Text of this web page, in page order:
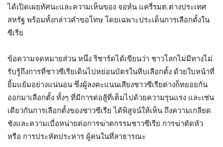
ได้เปิดเผยทัศนะและความเห็นของ จอห์น แครี่รมต.ต่างประเทศ
สหรัฐ พร้อมทั้งกล่าวคำขอโทษ โดยเฉพาะประเด็นการเลือกตั้งใน
ซีเรีย
ข้อความจดหมายส่วน หนึ่ง ริชาร์ดได้เขียนว่า ชาวโลกไม่มีทางไม่
รับรู้ถึงการที่ชาวซีเรียเดินไปหย่อนบัตรในหีบเลือกตั้ง ด้วยใบหน้าที่
ยิ้มแย้มอย่างแน่นอน ซึ่งผู้ลงคะแนนเสียงชาวซีเรียต่างก็ทยอยกัน
ออกมาเลือกตั้ง ทั้งๆ ที่มีการต่อสู้ที่เต็มไปด้วยความรุนแรง และเช่น
เดียวกันการเลือกตั้งของชาวซีเรีย ได้พิสูจน์ให้เห็น ถึงความเกลียด
ชังและความเบื่อหน่ายต่อการฆ่าตกรรมชาวซีเรีย การฆ่าตัดหัว
หรือ การประหัตประหาร ผู้คนในที่สาธารณะ